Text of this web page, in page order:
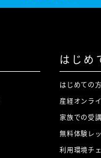
はじめ
はじめての
産経オンラ
家族での受
無料体験レ
利用環境チ